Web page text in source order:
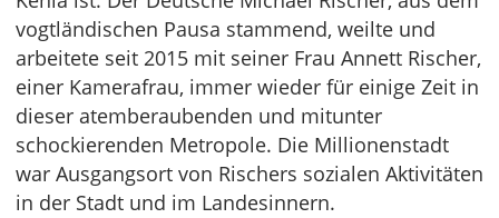
vogtländischen Pausa stammend, weilte und
arbeitete seit 2015 mit seiner Frau Annett Rischer,
einer Kamerafrau, immer wieder für einige Zeit in
dieser atemberaubenden und mitunter
schockierenden Metropole. Die Millionenstadt
war Ausgangsort von Rischers sozialen Aktivitäten
in der Stadt und im Landesinnern.